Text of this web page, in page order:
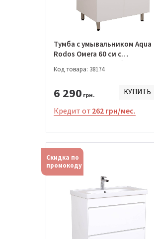
Тумба с умывальником Aqua
Rodos Омега 60 см с
умывальником Elit
Код товара: 38174
6 290 грн. КУПИТЬ
Кредит от 262 грн/мес.
Скидка по
промокоду